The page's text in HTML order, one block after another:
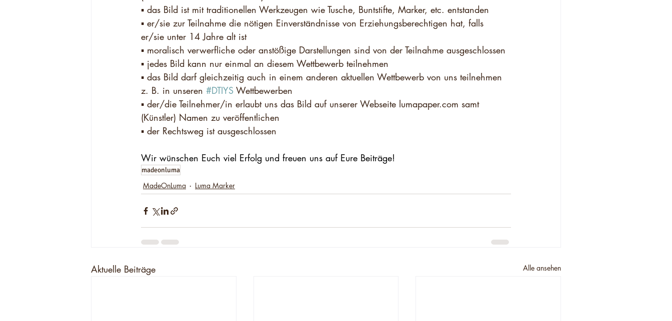
▪️ das Bild ist mit traditionellen Werkzeugen wie Tusche, Buntstifte, Marker, etc. entstanden
▪️ er/sie zur Teilnahme die nötigen Einverständnisse von Erziehungsberechtigen hat, falls
er/sie unter 14 Jahre alt ist
▪️ moralisch verwerfliche oder anstößige Darstellungen sind von der Teilnahme ausgeschlossen
▪️ jedes Bild kann nur einmal an diesem Wettbewerb teilnehmen
▪️ das Bild darf gleichzeitig auch in einem anderen aktuellen Wettbewerb von uns teilnehmen
z. B. in unseren #DTIYS Wettbewerben
▪️ der/die Teilnehmer/in erlaubt uns das Bild auf unserer Webseite lumapaper.com samt
(Künstler) Namen zu veröffentlichen
▪️ der Rechtsweg ist ausgeschlossen
Wir wünschen Euch viel Erfolg und freuen uns auf Eure Beiträge!
madeonluma
MadeOnLuma Luma Marker
Aktuelle Beiträge Alle ansehen